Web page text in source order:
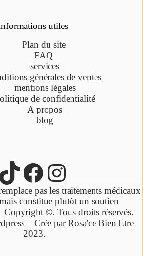
utiles
Plan du site
FAQ
services
générales de ventes
mentions légales
de confidentialité
A propos
blog
pas les traitements médicaux
mais constitue plutôt un soutien
Copyright ©. Tous droits réservés.
Crée par Rosa'ce Bien Etre
2023.